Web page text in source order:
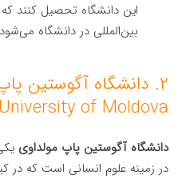
این دانشگاه تحصیل کنند
بین‌المللی در دانشگاه
of Moldova)
دانشگاه آگوستین پاپ مولداوی
در زمینه علوم انسانی است که در